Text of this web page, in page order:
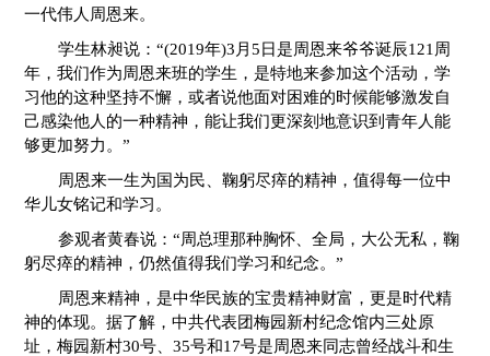
一代伟人周恩来。
学生林昶说：“(2019年)3月5日是周恩来爷爷诞辰121周
年，我们作为周恩来班的学生，是特地来参加这个活动，学
习他的这种坚持不懈，或者说他面对困难的时候能够激发自
己感染他人的一种精神，能让我们更深刻地意识到青年人能
够更加努力。”
周恩来一生为国为民、鞠躬尽瘁的精神，值得每一位中
华儿女铭记和学习。
参观者黄春说：“周总理那种胸怀、全局，大公无私，鞠
躬尽瘁的精神，仍然值得我们学习和纪念。”
周恩来精神，是中华民族的宝贵精神财富，更是时代精
神的体现。据了解，中共代表团梅园新村纪念馆内三处原
址，梅园新村30号、35号和17号是周恩来同志曾经战斗和生